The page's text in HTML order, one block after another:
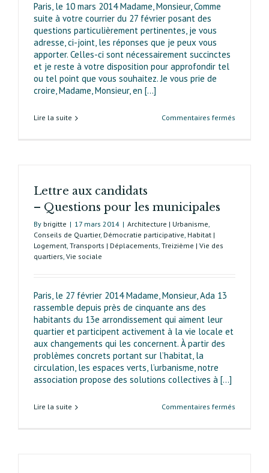
Paris, le 10 mars 2014 Madame, Monsieur, Comme
suite à votre courrier du 27 février posant des
questions particulièrement pertinentes, je vous
adresse, ci-joint, les réponses que je peux vous
apporter. Celles-ci sont nécessairement succinctes
et je reste à votre disposition pour approfondir tel
ou tel point que vous souhaitez. Je vous prie de
croire, Madame, Monsieur, en [...]
Lire la suite Commentaires fermés
Lettre aux candidats
– Questions pour les municipales
By brigitte | 17 mars 2014 | Architecture | Urbanisme,
Conseils de Quartier, Démocratie participative, Habitat |
Logement, Transports | Déplacements, Treizième | Vie des
quartiers, Vie sociale
Paris, le 27 février 2014 Madame, Monsieur, Ada 13
rassemble depuis près de cinquante ans des
habitants du 13e arrondissement qui aiment leur
quartier et participent activement à la vie locale et
aux changements qui les concernent. À partir des
problèmes concrets portant sur l’habitat, la
circulation, les espaces verts, l’urbanisme, notre
association propose des solutions collectives à [...]
Lire la suite Commentaires fermés